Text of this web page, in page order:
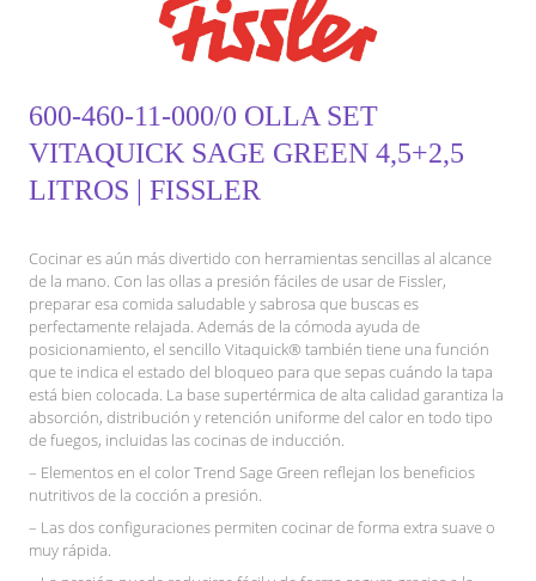
600-460-11-000/0 OLLA SET
VITAQUICK SAGE GREEN 4,5+2,5
LITROS | FISSLER
Cocinar es aún más divertido con herramientas sencillas al alcance
de la mano. Con las ollas a presión fáciles de usar de Fissler,
preparar esa comida saludable y sabrosa que buscas es
perfectamente relajada. Además de la cómoda ayuda de
posicionamiento, el sencillo Vitaquick® también tiene una función
que te indica el estado del bloqueo para que sepas cuándo la tapa
está bien colocada. La base supertérmica de alta calidad garantiza la
absorción, distribución y retención uniforme del calor en todo tipo
de fuegos, incluidas las cocinas de inducción.
– Elementos en el color Trend Sage Green reflejan los beneficios
nutritivos de la cocción a presión.
– Las dos configuraciones permiten cocinar de forma extra suave o
muy rápida.